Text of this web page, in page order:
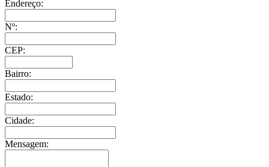
Endereço:
Nº:
CEP:
Bairro:
Estado:
Cidade:
Mensagem: